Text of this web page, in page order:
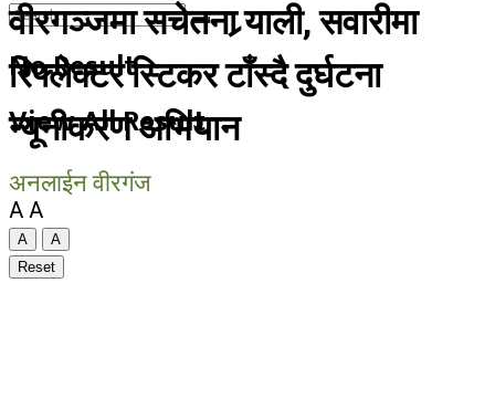
No Result
View All Result
वीरगञ्जमा सचेतना र्‍याली, सवारीमा
रिफ्लेक्टर स्टिकर टाँस्दै दुर्घटना
न्यूनीकरण अभियान
अनलाईन वीरगंज
A A
A
A
Reset